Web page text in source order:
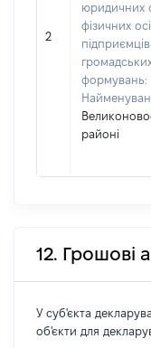
2
юридичних
фізичних
формувань:
районі
12. Грошові
У суб'єкта
об'єкти для